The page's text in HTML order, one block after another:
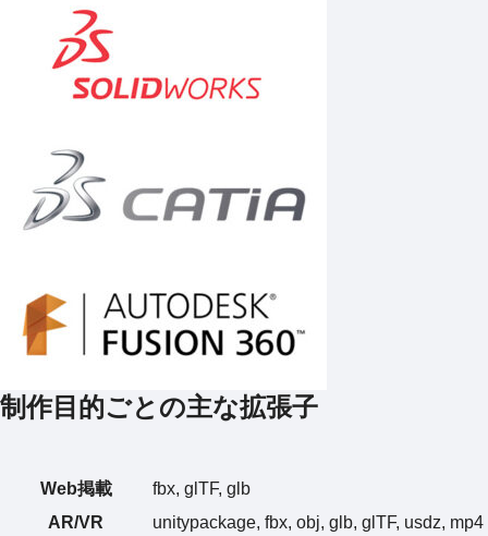
制作目的ごとの主な拡張子
Web掲載
fbx, glTF, glb
AR/VR
unitypackage, fbx, obj, glb, glTF, usdz, mp4